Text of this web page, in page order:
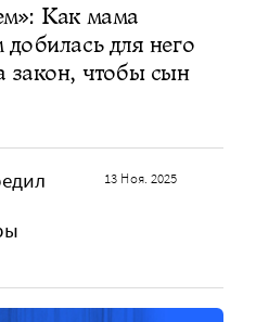
Как мама
для него
закон, чтобы сын
13 Ноя. 2025